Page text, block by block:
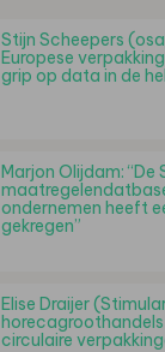
Stijn Scheepers
Europese
grip op data in de
Marjon Olijdam: “De
ondernemen heeft
gekregen”
Elise Draijer
circulaire